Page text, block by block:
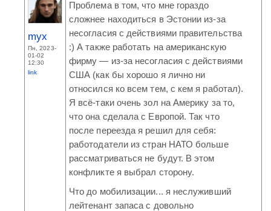
myx
Пн, 2023-
01-02
12:30
link
Проблема в том, что мне гораздо
сложнее находиться в Эстонии из-за
несогласия с действиями правительства
:) А также работать на американскую
фирму — из-за несогласия с действиями
США (как бы хорошо я лично ни
относился ко всем тем, с кем я работал).
Я всё-таки очень зол на Америку за то,
что она сделала с Европой. Так что
после переезда я решил для себя:
работодатели из стран НАТО больше
рассматриваться не будут. В этом
конфликте я выбрал сторону.
Что до мобилизации... я неслуживший
лейтенант запаса с довольно